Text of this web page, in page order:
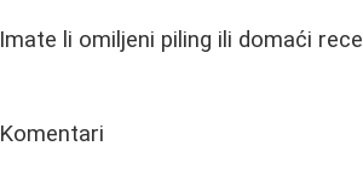
Imate li omiljeni piling ili domaći
Komentari